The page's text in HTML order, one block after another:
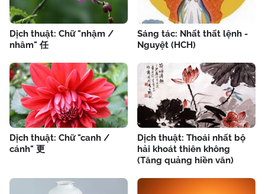
Dịch thuật: Chữ "nhậm /
nhâm" 任
Sáng tác: Nhất thất lệnh -
Nguyệt (HCH)
Dịch thuật: Chữ "canh /
cánh" 更
Dịch thuật: Thoái nhất bộ
hải khoát thiên không
(Tăng quảng hiền văn)